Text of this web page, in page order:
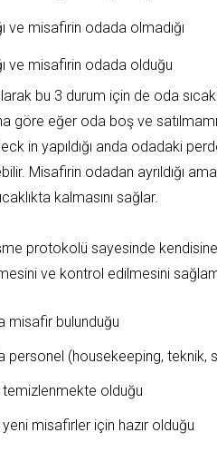
ve misafirin odada olmadığı
ve misafirin odada olduğu
bu 3 durum için de oda
göre eğer oda boş ve
in yapıldığı anda odadaki
Misafirin odadan ayrıldığı
kalmasını sağlar.
protokolü sayesinde
ve kontrol edilmesini
misafir bulunduğu
personel (housekeeping, teknik,
temizlenmekte olduğu
yeni misafirler için hazır olduğu